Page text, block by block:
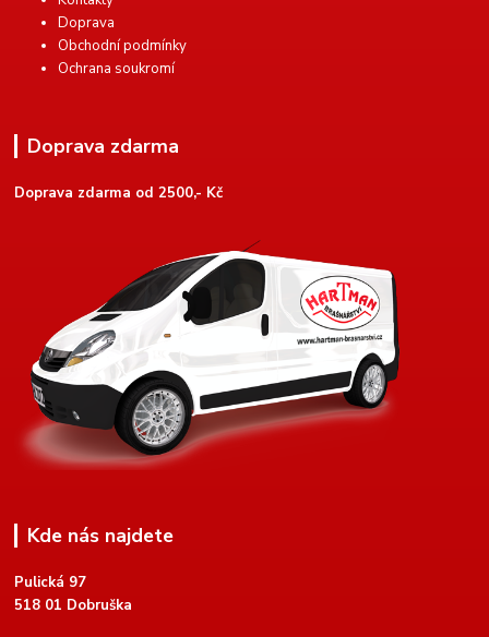
Doprava
Obchodní podmínky
Ochrana soukromí
Doprava zdarma
Doprava zdarma od 2500,- Kč
Kde nás najdete
Pulická 97
518 01 Dobruška